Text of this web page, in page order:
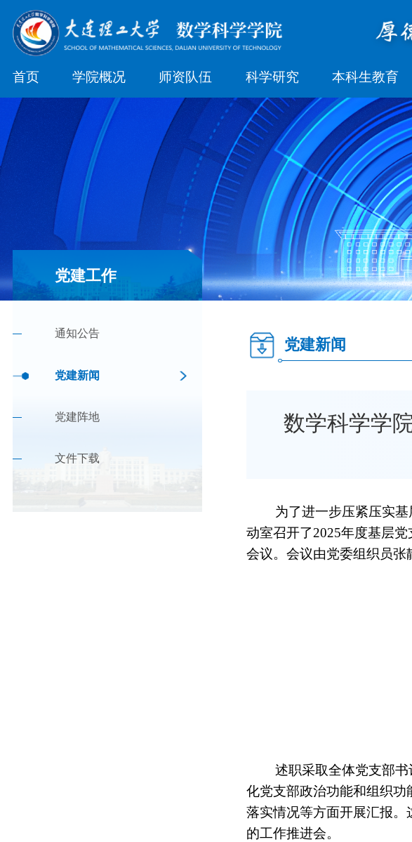
首页 学院概况 师资队伍 科学研究 本科生教育
党建工作
通知公告
党建新闻
党建阵地
文件下载
党建新闻
数学科学学
为了进一步压紧压实
动室召开了2025年度基层党
会议。会议由党委组织员张
述职采取全体党支部
化党支部政治功能和组织功
落实情况等方面开展汇报。
的工作推进会。